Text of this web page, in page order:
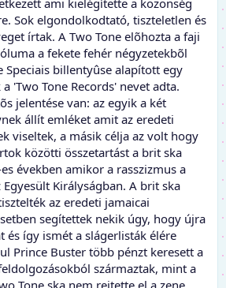
ami kielégítette a közönség
Sok elgondolkodtató, tiszteletlen és
írtak. A Two Tone elõhozta a faji
a fekete fehér négyzetekbõl
Speciais billentyûse alapított egy
'Two Tone Records' nevet adta.
jelentése van: az egyik a két
állít emléket amit az eredeti
viseltek, a másik célja az volt hogy
közötti összetartást a brit ska
években amikor a rasszizmus a
Királyságban. A brit ska
az eredeti jamaicai
segítettek nekik úgy, hogy újra
és így ismét a slágerlisták élére
Prince Buster több pénzt keresett a
származtak, mint a
Tone ska nem rejtette el a zene